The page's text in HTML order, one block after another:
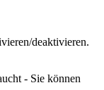
deaktivieren.
- Sie können